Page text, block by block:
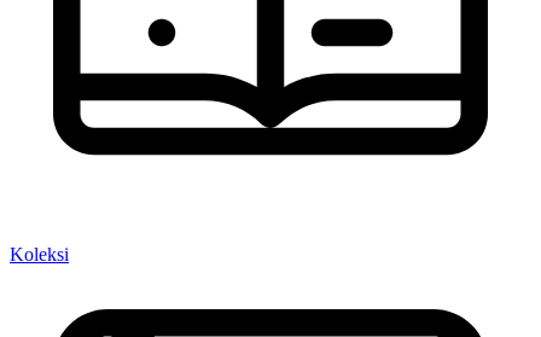
Koleksi